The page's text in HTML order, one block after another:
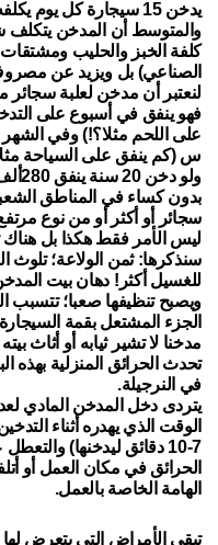
كلفة الخبز والحليب
الصناعي) بل ويزيد عن
س (كم ينفق على السياحة
ولو
بدون كساء في المناطق
سجائر أو أكثر أو من نوع
ليس الأمر فقط هكذا بل هناك
سنذكرها: ثمن الولاعة؛ تلوث
للغسيل أكثر! دهان بيت
ويصبح تنظيفها صعبا؛ تتسبب
الجزء المشتعل بقمة
مدخنا لا تشير ثيابه أو أثاث
تحدث الحرائق المنزلية بهذه
في النرجيلة.
يتردى دخل المدخن المادي
الوقت الذي يهدره أثناء
7-10 دقائق ليدخنها)
الحرائق في مكان العمل أو
الهامة الخاصة بالعمل.
تبقى الأمراض التي يتعرض